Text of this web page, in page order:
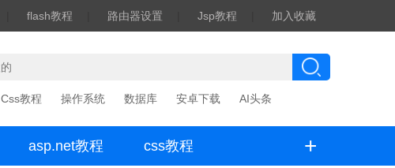
flash教程 路由器设置 Jsp教程 加入收藏
Css教程 操作系统 数据库 安卓下载 AI头条
asp.net教程 css教程 +